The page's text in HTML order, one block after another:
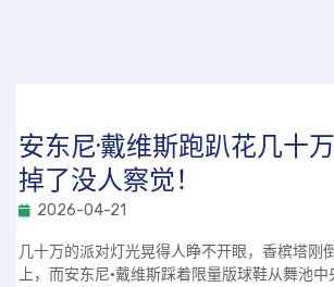
安东尼·戴维斯跑趴花几十
掉了没人察觉！
2026-04-21
几十万的派对灯光晃得人睁不开眼，香槟塔刚
上，而安东尼·戴维斯踩着限量版球鞋从舞池